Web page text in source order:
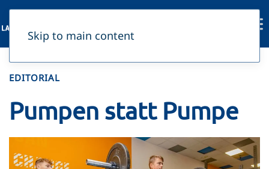
Skip to main content
EDITORIAL
Pumpen statt Pumpe